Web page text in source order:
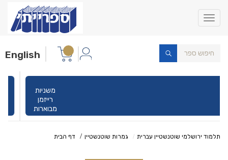
Toggle
navigation
English
משניות
רייזמן
מבוארות
דף הבית גמרות שוטנשטיין תלמוד ירושלמי שוטנשטיין עברית